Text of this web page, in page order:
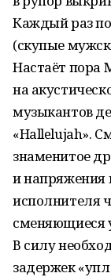
Каждый раз
(скупые
Настаёт пора
на
музыкантов
«Hallelujah».
знаменитое
и напряжения
исполнителя
сменяющиеся
В силу
задержек